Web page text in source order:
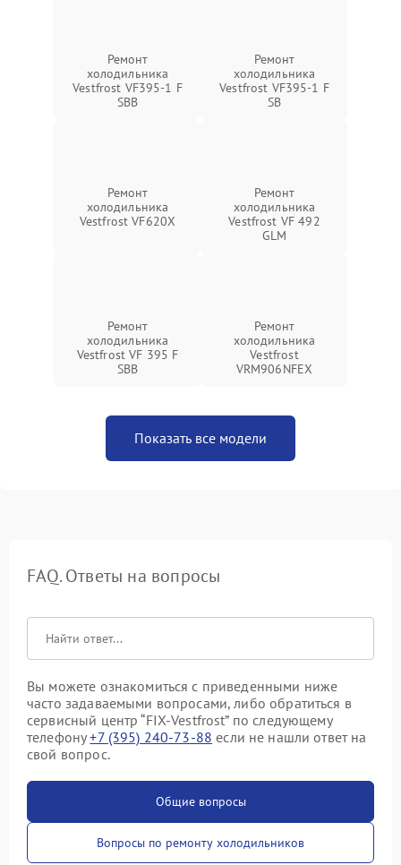
Ремонт
холодильника
Vestfrost VF395-1 F
SBB
Ремонт
холодильника
Vestfrost VF395-1 F
SB
Ремонт
холодильника
Vestfrost VF620X
Ремонт
холодильника
Vestfrost VF 492
GLM
Ремонт
холодильника
Vestfrost VF 395 F
SBB
Ремонт
холодильника
Vestfrost
VRM906NFEX
Показать все модели
FAQ. Ответы на вопросы
Вы можете ознакомиться с приведенными ниже
часто задаваемыми вопросами, либо обратиться в
сервисный центр “FIX-Vestfrost” по следующему
телефону+7 (395) 240-73-88 если не нашли ответ на
свой вопрос.
Общие вопросы
Вопросы по ремонту холодильников